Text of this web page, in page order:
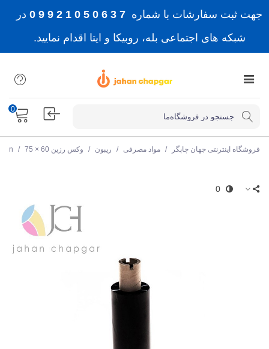
جهت ثبت سفارشات با شماره 7 3 6 0 5 0 1 2 9 9 0
در
شبکه های اجتماعی بله، روبیکا و ایتا اقدام نمایید.
0
فروشگاه اینترنتی جهان چاپگر / مواد مصرفی / ریبون / وکس رزین Wax Resin / 75 × 60
0